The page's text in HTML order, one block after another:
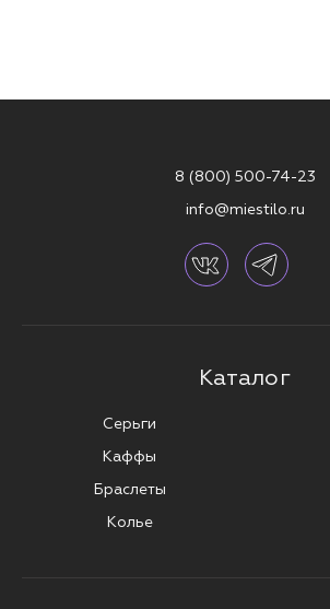
8 (800) 500-74-23
info@miestilo.ru
Каталог
Серьги
Каффы
Браслеты
Колье